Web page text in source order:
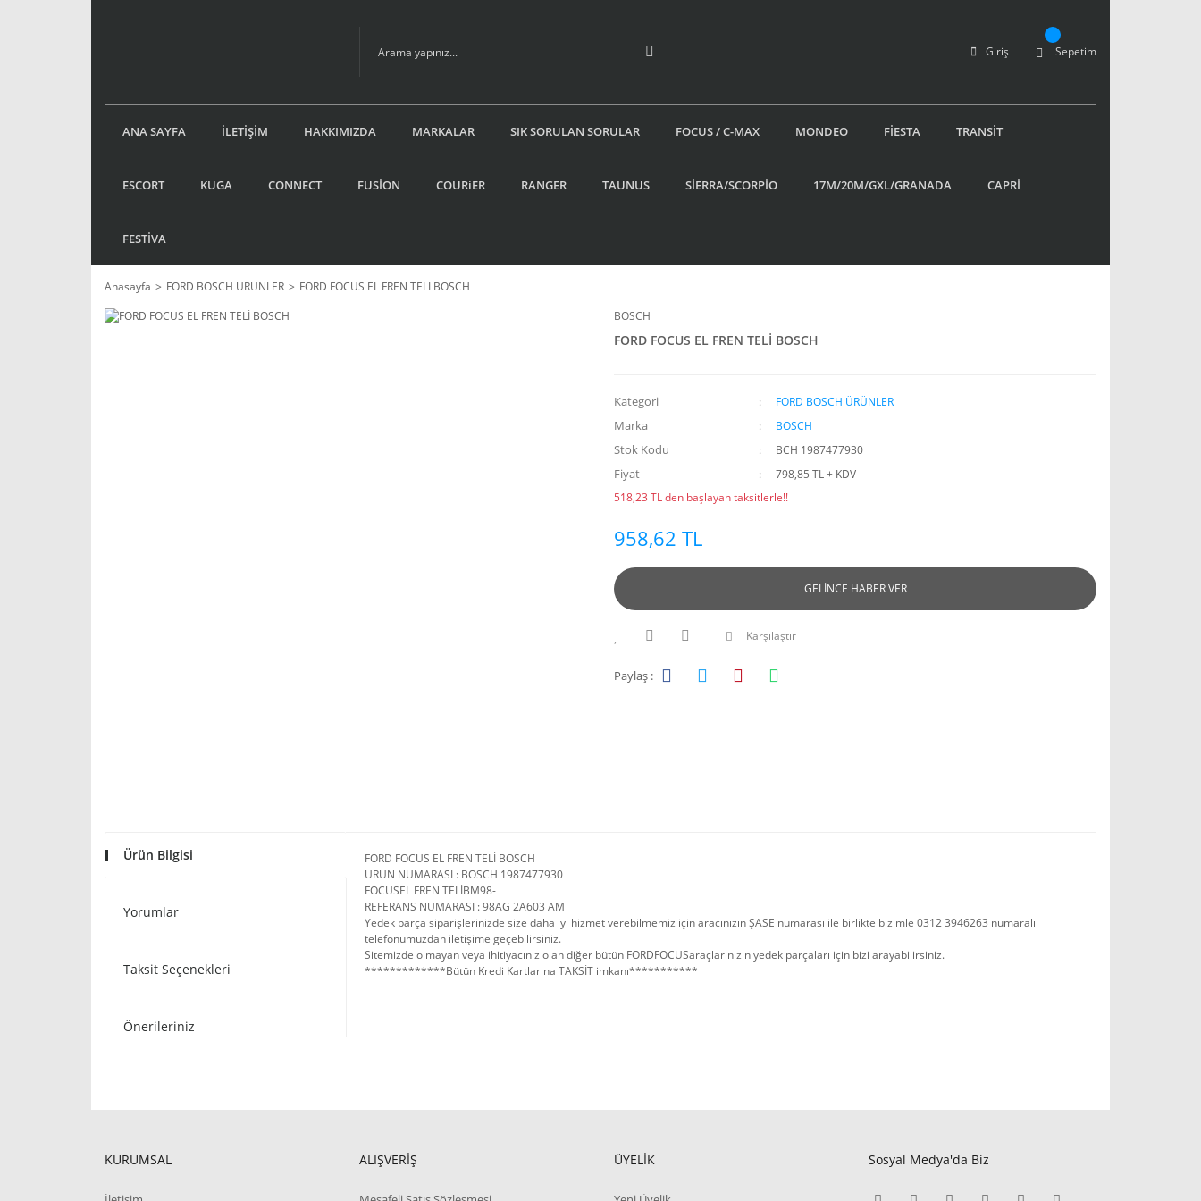
Giriş Sepetim
ANA SAYFA İLETİŞİM HAKKIMIZDA MARKALAR SIK SORULAN SORULAR FOCUS / C-MAX MONDEO FİESTA TRANSİT
ESCORT KUGA CONNECT FUSİON COURiER RANGER TAUNUS SİERRA/SCORPİO 17M/20M/GXL/GRANADA CAPRİ
FESTİVA
Anasayfa FORD BOSCH ÜRÜNLER
FORD FOCUS EL FREN TELİ BOSCH
BOSCH
FORD FOCUS EL FREN TELİ BOSCH
Kategori FORD BOSCH ÜRÜNLER
Marka BOSCH
Stok Kodu BCH 1987477930
Fiyat
798,85 TL + KDV
518,23 TL den başlayan taksitlerle!!
958,62 TL
GELİNCE HABER VER
Karşılaştır
Paylaş :
Ürün Bilgisi
Yorumlar
Taksit Seçenekleri
Önerileriniz
FORD FOCUS EL FREN TELİ BOSCH
ÜRÜN NUMARASI : BOSCH 1987477930
FOCUSEL FREN TELİBM98-
REFERANS NUMARASI : 98AG 2A603 AM
Yedek parça siparişlerinizde size daha iyi hizmet verebilmemiz için aracınızın ŞASE numarası ile birlikte bizimle 0312 3946263 numaralı
telefonumuzdan iletişime geçebilirsiniz.
Sitemizde olmayan veya ihitiyacınız olan diğer bütün FORDFOCUSaraçlarınızın yedek parçaları için bizi arayabilirsiniz.
*************Bütün Kredi Kartlarına TAKSİT imkanı***********
KURUMSAL ALIŞVERİŞ ÜYELİK Sosyal Medya'da Biz